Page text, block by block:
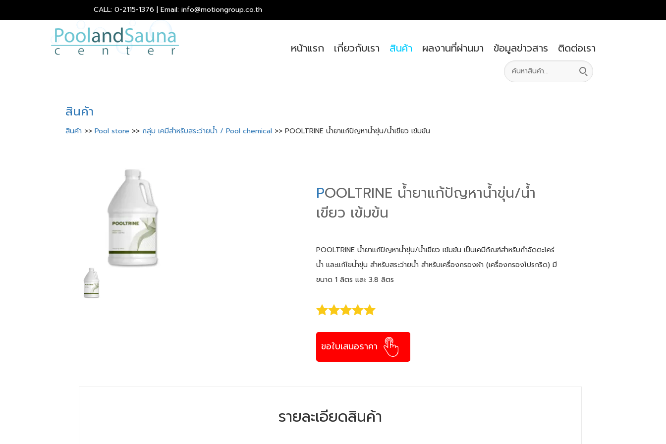
CALL: 0-2115-1376 | Email: info@motiongroup.co.th
หน้าแรก เกี่ยวกับเรา สินค้า ผลงานที่ผ่านมา ข้อมูลข่าวสาร ติดต่อเรา
สินค้า
สินค้า >> Pool store >> กลุ่ม เคมีสำหรับสระว่ายน้ำ / Pool chemical >> POOLTRINE น้ำยาแก้ปัญหาน้ำขุ่น/น้ำเขียว เข้มข้น
POOLTRINE น้ำยาแก้ปัญหาน้ำขุ่น/น้ำ
เขียว เข้มข้น
POOLTRINE น้ำยาแก้ปัญหาน้ำขุ่น/น้ำเขียว เข้มข้น เป็นเคมีภัณฑ์สำหรับกำจัดตะไคร่
น้ำ และแก้ไขน้ำขุ่น สำหรับสระว่ายน้ำ สำหรับเครื่องกรองผ้า (เครื่องกรองโปรกริด) มี
ขนาด 1 ลิตร และ 3.8 ลิตร
ขอใบเสนอราคา
รายละเอียดสินค้า